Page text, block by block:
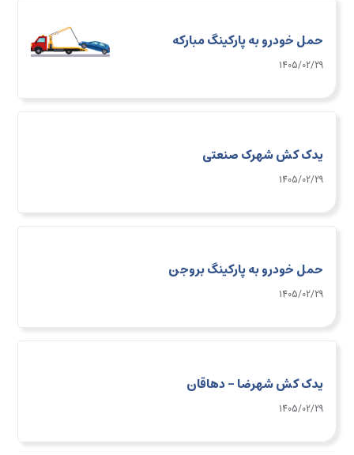
حمل خودرو به پارکینگ مبارکه
1405/02/29
یدک کش شهرک صنعتی
1405/02/29
حمل خودرو به پارکینگ بروجن
1405/02/29
یدک کش شهرضا - دهاقان
1405/02/29